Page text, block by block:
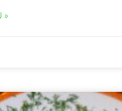
»